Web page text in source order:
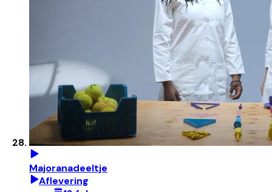
Majoranadeeltje
Aflevering